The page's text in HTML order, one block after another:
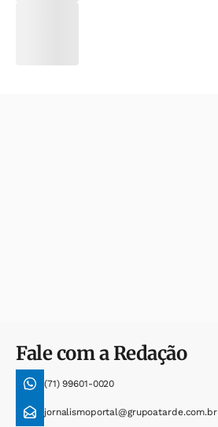
Fale com a Redação
(71) 99601-0020
jornalismoportal@grupoatarde.com.br